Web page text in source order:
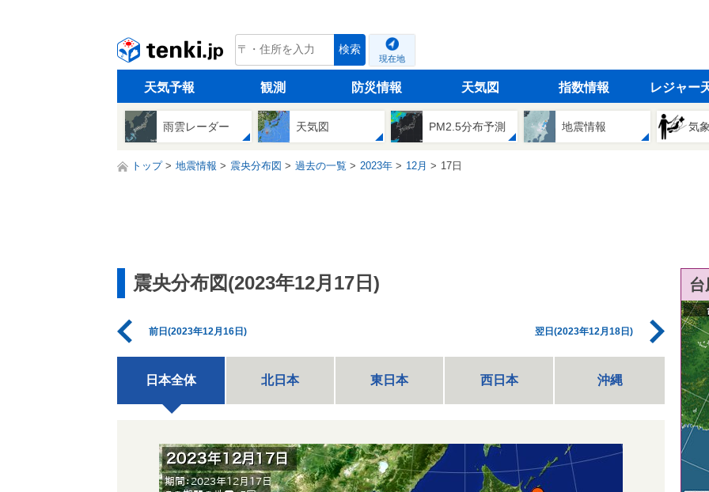
tenki.jp 検索
現在地
天気予報 観測 防災情報 天気図 指数情報 レジャー
雨雲レーダー 天気図 PM2.5分布予測 地震情報 気
トップ 地震情報 震央分布図 過去の一覧 2023年 12月 17日
震央分布図(2023年12月17日)
前日(2023年12月16日) 翌日(2023年12月18日)
日本全体 北日本 東日本 西日本 沖縄